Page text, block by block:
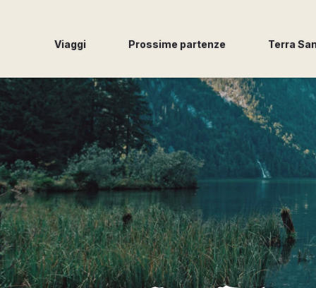
Viaggi Prossime partenze Terra